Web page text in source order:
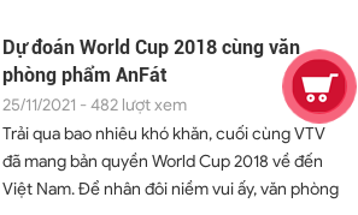
ĐẶT BIỆT MỪNG 8/3. CÔNG TY VĂN PHÒNG
PHẨM ANFÁT SẼ GỬI TẶNG QUÝ KHÁCH
HÀNG ĐÃ ỦNG HỘ CÔNG TY TRONG
THÁNG 3 BẰNG MỘT MÓN QUÀ XINH XẮN
VÀ ĐONG ĐẦY KỶ NIỆM. KỂ TỪ NGÀY 01 / 03
ĐẾN HẾT NGÀY 31 / 03 KHI QUÝ KHÁCH
HÀNG MUA HÀNG CÔNG TY ANFÁT SẼ
Dự đoán World Cup 2018 cùng văn
phòng phẩm AnFát
25/11/2021 - 482 lượt xem
Trải qua bao nhiêu khó khăn, cuối cùng VTV
đã mang bản quyền World Cup 2018 về đến
Việt Nam. Để nhân đôi niềm vui ấy, văn phòng